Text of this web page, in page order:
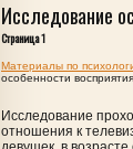
Исследование
Страница 1
Материалы по
особенности
Исследование
отношения к